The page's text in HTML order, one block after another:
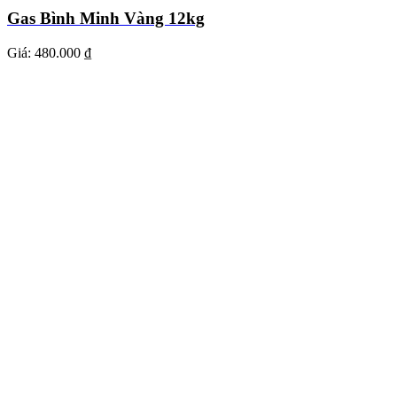
Gas Bình Minh Vàng 12kg
Giá: 480.000 ₫